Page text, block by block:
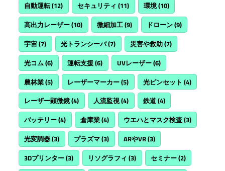
自動運転(12) セキュリティ (11) 環境(10)
高出力レーザー(10) 微細加工(9) ドローン(9)
宇宙(7) 光トランシーバ(7) 災害や救助(7)
光コム(6) 運転支援(6) UVレーザー(6)
農林業(5) レーザーマーカー(5) 光ピンセット (4)
レーザー顕微鏡(4) 人流監視(4) 鉄道(4)
バッテリー(4) 倉庫業(4) ウエハとマスク検査(3)
光変調器(3) プラズマ(3) ARやVR(3)
3Dプリンター(3) リソグラフィ (3) セミナー(2)